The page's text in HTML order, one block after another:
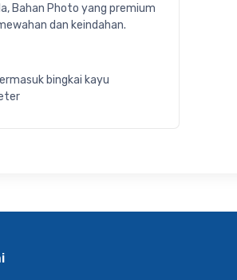
Bahan Photo yang premium
dan keindahan.
bingkai kayu